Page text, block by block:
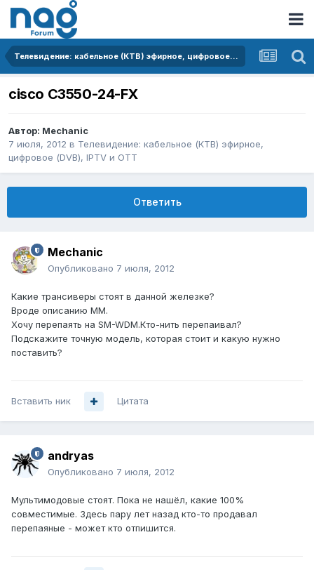
Телевидение: кабельное (КТВ) эфирное, цифровое (DVB), IPTV и OTT
cisco C3550-24-FX
Автор: Mechanic
7 июля, 2012 в Телевидение: кабельное (КТВ) эфирное,
цифровое (DVB), IPTV и OTT
Ответить
Mechanic
Опубликовано 7 июля, 2012
Какие трансиверы стоят в данной железке?
Вроде описанию MM.
Хочу перепаять на SM-WDM.Кто-нить перепаивал?
Подскажите точную модель, которая стоит и какую нужно
поставить?
Вставить ник Цитата
andryas
Опубликовано 7 июля, 2012
Мультимодовые стоят. Пока не нашёл, какие 100%
совместимые. Здесь пару лет назад кто-то продавал
перепаяные - может кто отпишится.